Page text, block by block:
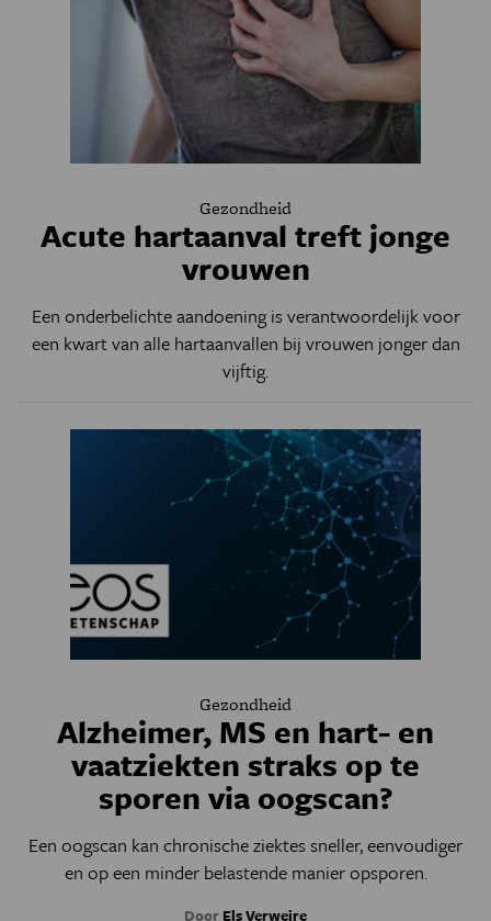
Gezondheid
Acute hartaanval treft jonge
vrouwen
Een onderbelichte aandoening is verantwoordelijk voor
een kwart van alle hartaanvallen bij vrouwen jonger dan
vijftig.
Gezondheid
Alzheimer, MS en hart- en
vaatziekten straks op te
sporen via oogscan?
Een oogscan kan chronische ziektes sneller, eenvoudiger
en op een minder belastende manier opsporen.
Door Els Verweire